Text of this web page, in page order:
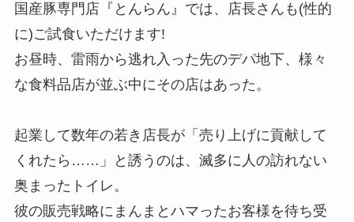
国産豚専門店『とんらん』では、店長さんも(性的
に)ご試食いただけます!
お昼時、雷雨から逃れ入った先のデパ地下、様々
な食料品店が並ぶ中にその店はあった。
起業して数年の若き店長が「売り上げに貢献して
くれたら……」と誘うのは、滅多に人の訪れない
奥まったトイレ。
彼の販売戦略にまんまとハマったお客様を待ち受